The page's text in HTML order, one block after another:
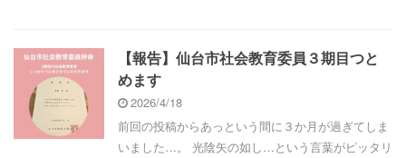
【報告】仙台市社会教育委員３期目つと
めます
2026/4/18
前回の投稿からあっという間に３か月が過ぎてしま
いました…。 光陰矢の如し…という言葉がピッタリ